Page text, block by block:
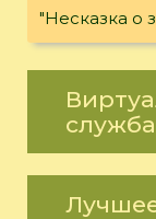
"Несказка о
служба